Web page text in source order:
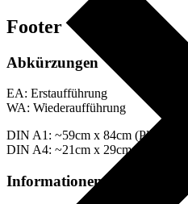
Footer
Abkürzungen
EA: Erstaufführung
WA: Wiederaufführung
DIN A1: ~59cm x 84cm (Plakate)
DIN A4: ~21cm x 29cm (Fotos)
Informationen